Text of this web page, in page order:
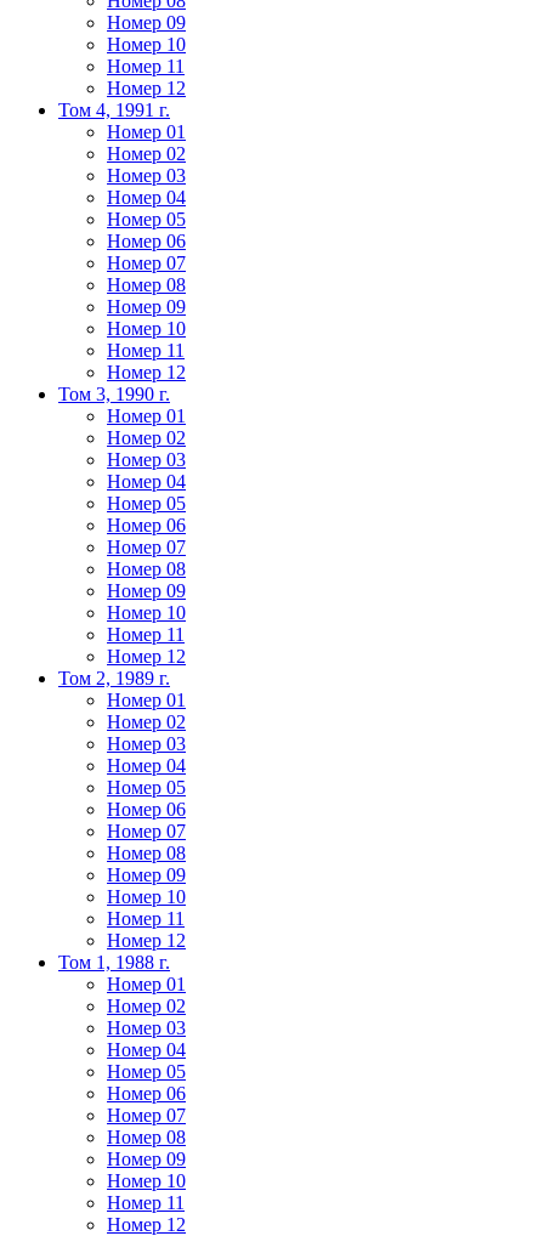
Номер 09
Номер 10
Номер 11
Номер 12
Том 4, 1991 г.
Номер 01
Номер 02
Номер 03
Номер 04
Номер 05
Номер 06
Номер 07
Номер 08
Номер 09
Номер 10
Номер 11
Номер 12
Том 3, 1990 г.
Номер 01
Номер 02
Номер 03
Номер 04
Номер 05
Номер 06
Номер 07
Номер 08
Номер 09
Номер 10
Номер 11
Номер 12
Том 2, 1989 г.
Номер 01
Номер 02
Номер 03
Номер 04
Номер 05
Номер 06
Номер 07
Номер 08
Номер 09
Номер 10
Номер 11
Номер 12
Том 1, 1988 г.
Номер 01
Номер 02
Номер 03
Номер 04
Номер 05
Номер 06
Номер 07
Номер 08
Номер 09
Номер 10
Номер 11
Номер 12